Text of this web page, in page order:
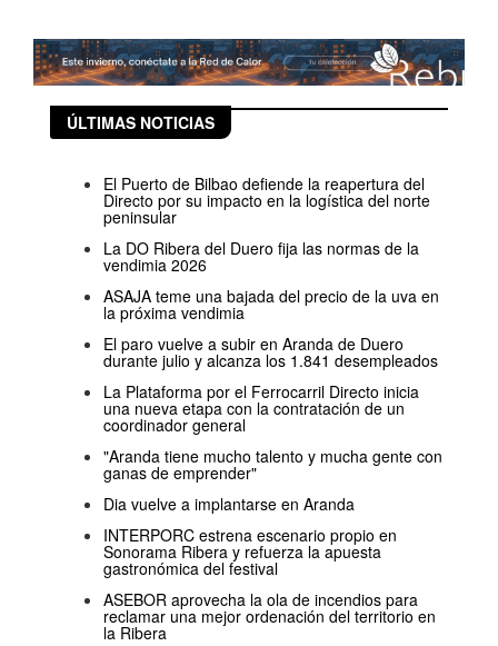
ÚLTIMAS NOTICIAS
El Puerto de Bilbao defiende la reapertura del
Directo por su impacto en la logística del norte
peninsular
La DO Ribera del Duero fija las normas de la
vendimia 2026
ASAJA teme una bajada del precio de la uva en
la próxima vendimia
El paro vuelve a subir en Aranda de Duero
durante julio y alcanza los 1.841 desempleados
La Plataforma por el Ferrocarril Directo inicia
una nueva etapa con la contratación de un
coordinador general
"Aranda tiene mucho talento y mucha gente con
ganas de emprender"
Dia vuelve a implantarse en Aranda
INTERPORC estrena escenario propio en
Sonorama Ribera y refuerza la apuesta
gastronómica del festival
ASEBOR aprovecha la ola de incendios para
reclamar una mejor ordenación del territorio en
la Ribera